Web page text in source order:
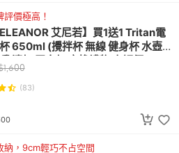
評價極高！
ELEANOR 艾尼若】買1送1 Tritan電
650ml (攪拌杯 無線 健身杯 水壺
清杯 蛋白杯 交換禮物 高評價 )
1,600
(83)
納，9cm輕巧不占空間